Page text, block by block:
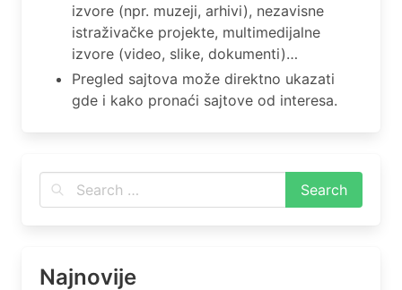
izvore (npr. muzeji, arhivi), nezavisne
istraživačke projekte, multimedijalne
izvore (video, slike, dokumenti)…
Pregled sajtova može direktno ukazati
gde i kako pronaći sajtove od interesa.
Najnovije